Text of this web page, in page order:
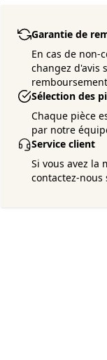
Garantie de
En cas de non-
changez d'avis
Sélection des
Chaque pièce
par notre
Service client
Si vous avez la
contactez-nous